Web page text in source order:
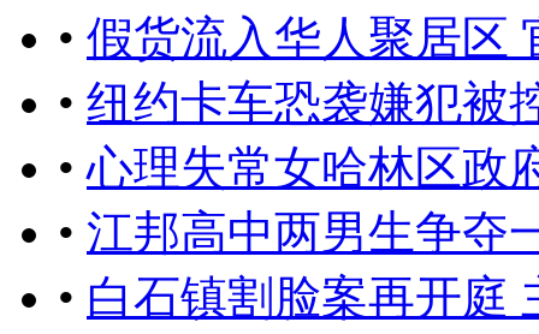
• 假货流入华人聚居区
• 纽约卡车恐袭嫌犯被
•心理失常女哈林区政
• 江邦高中两男生争夺
• 白石镇割脸案再开庭